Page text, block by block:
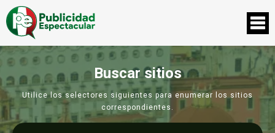
Buscar sitios
Utilice los selectores siguientes para enumerar los sitios
correspondientes.